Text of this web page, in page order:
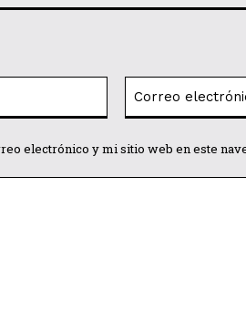
electrónico y mi sitio web en este